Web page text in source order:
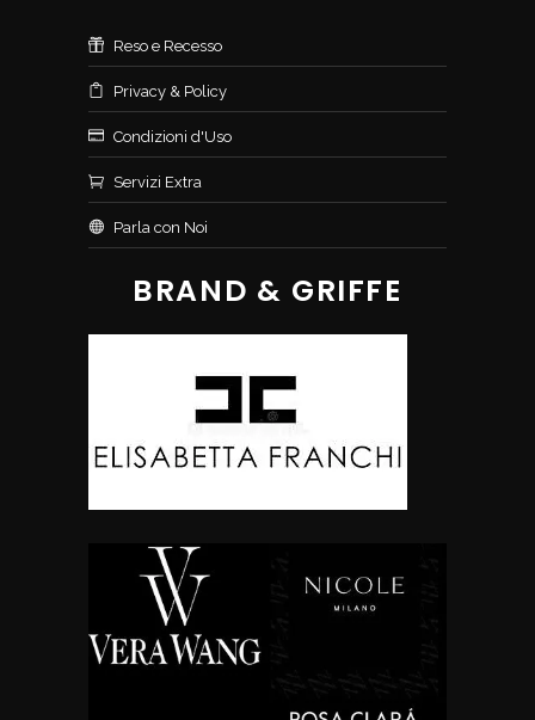
Reso e Recesso
Privacy & Policy
Condizioni d'Uso
Servizi Extra
Parla con Noi
BRAND & GRIFFE